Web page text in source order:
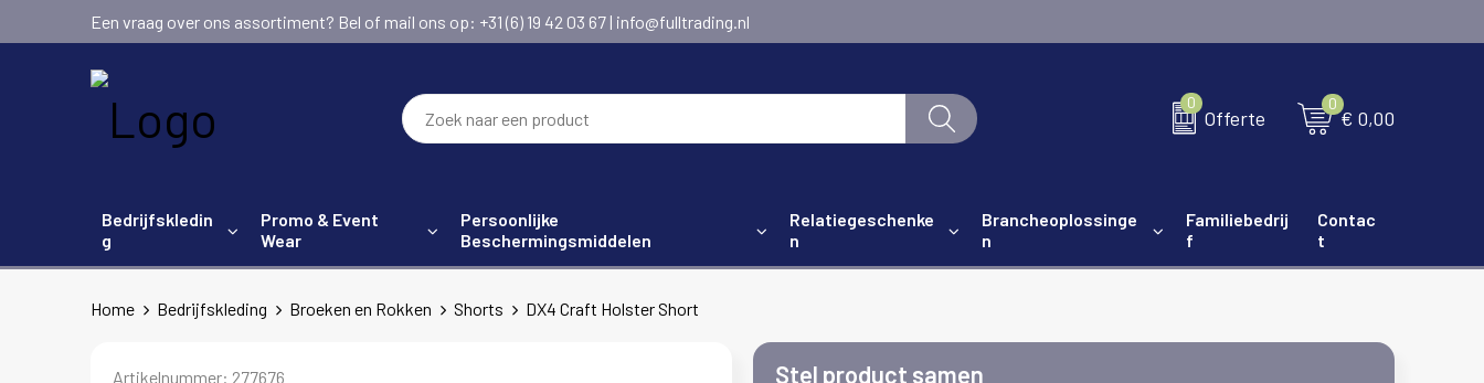
Een vraag over ons assortiment? Bel of mail ons op: +31 (6) 19 42 03 67 | info@fulltrading.nl
0
Offerte
0
€ 0,00
Bedrijfskledin
g
Promo & Event
Wear
Persoonlijke
Beschermingsmiddelen
Relatiegeschenke
n
Brancheoplossinge
n
Familiebedrij
f
Contac
t
Home Bedrijfskleding Broeken en Rokken Shorts DX4 Craft Holster Short
Artikelnummer: 277676 Stel product samen